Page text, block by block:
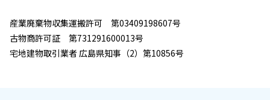
産業廃棄物収集運搬許可 第03409198607号
古物商許可証 第731291600013号
宅地建物取引業者 広島県知事（2）第10856号